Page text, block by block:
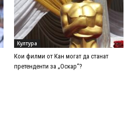
Култура
Кои филми от Кан могат да станат
претенденти за „Оскар“?